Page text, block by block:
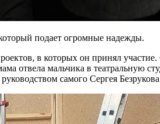
подает огромные надежды.
в которых он принял
отвела мальчика в театральную
самого Сергея